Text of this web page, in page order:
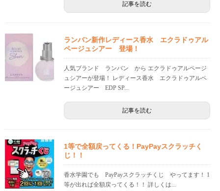
記事を読む
ランバン新作レディース香水 エクラドゥアル
ページュシアー 登場！
人気ブランド ランバン から エクラドゥアルページ
ュシアーが登場！ レディース香水 エクラドゥアルペ
ージュシアー EDP SP...
記事を読む
1等で全額戻ってくる！PayPayスクラッチく
じ！！
香水学園でも PayPayスクラッチくじ やってます！ 1
等が出れば全額戻ってくる！！ 詳しくは...